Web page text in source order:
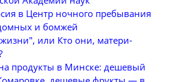
в Центр ночного пребывания
и бомжей
или Кто они, матери-
продукты в Минске: дешевый